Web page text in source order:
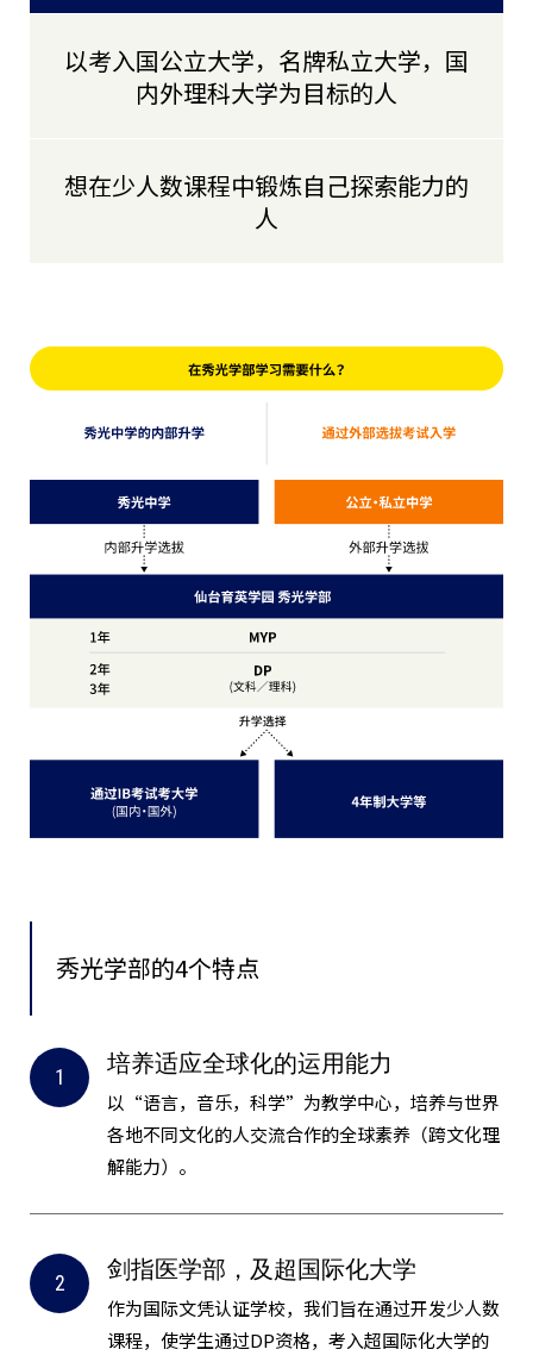
以考入国公立大学，名牌私立大学，国
内外理科大学为目标的人
想在少人数课程中锻炼自己探索能力的
人
秀光学部的4个特点
培养适应全球化的运用能力
以“语言，音乐，科学”为教学中心，培养与世界
各地不同文化的人交流合作的全球素养（跨文化理
解能力）。
剑指医学部，及超国际化大学
作为国际文凭认证学校，我们旨在通过开发少人数
课程，使学生通过DP资格，考入超国际化大学的